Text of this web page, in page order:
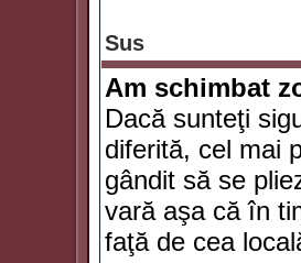
Sus
Am schimbat
Dacă sunteţi
diferită, cel mai
gândit să se
vară aşa că în
faţă de cea